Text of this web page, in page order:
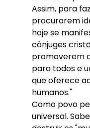
Assim, para
procurarem
hoje se
cônjuges
promoverem
para todos e
que oferece
humanos."
Como povo
universal.